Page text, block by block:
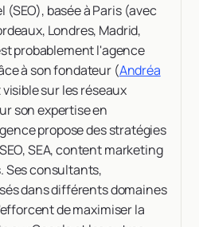
basée à Paris (avec
Londres, Madrid,
probablement l'agence
à son fondateur (Andréa
sur les réseaux
son expertise en
propose des stratégies
SEA, content marketing
Ses consultants,
dans différents domaines
de maximiser la